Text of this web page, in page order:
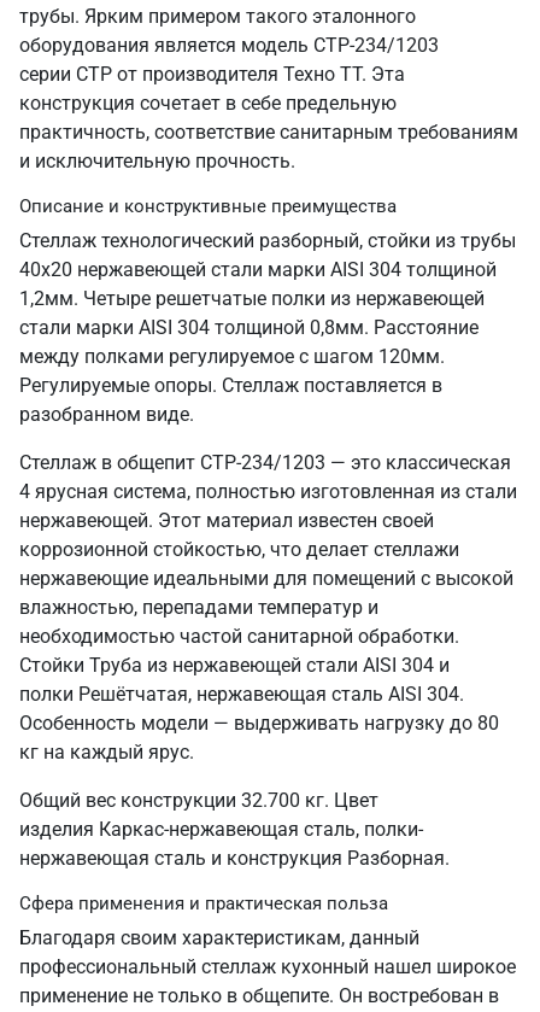
трубы. Ярким примером такого эталонного
оборудования является модель СТР-234/1203
серии СТР от производителя Техно ТТ. Эта
конструкция сочетает в себе предельную
практичность, соответствие санитарным требованиям
и исключительную прочность.
Описание и конструктивные преимущества
Стеллаж технологический разборный, стойки из трубы
40х20 нержавеющей стали марки AISI 304 толщиной
1,2мм. Четыре решетчатые полки из нержавеющей
стали марки AISI 304 толщиной 0,8мм. Расстояние
между полками регулируемое с шагом 120мм.
Регулируемые опоры. Стеллаж поставляется в
разобранном виде.
Стеллаж в общепит СТР-234/1203 — это классическая
4 ярусная система, полностью изготовленная из стали
нержавеющей. Этот материал известен своей
коррозионной стойкостью, что делает стеллажи
нержавеющие идеальными для помещений с высокой
влажностью, перепадами температур и
необходимостью частой санитарной обработки.
Стойки Труба из нержавеющей стали AISI 304 и
полки Решётчатая, нержавеющая сталь AISI 304.
Особенность модели — выдерживать нагрузку до 80
кг на каждый ярус.
Общий вес конструкции 32.700 кг. Цвет
изделия Каркас-нержавеющая сталь, полки-
нержавеющая сталь и конструкция Разборная.
Сфера применения и практическая польза
Благодаря своим характеристикам, данный
профессиональный стеллаж кухонный нашел широкое
применение не только в общепите. Он востребован в